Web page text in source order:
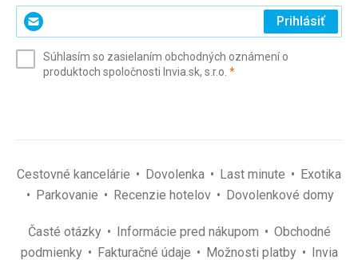
Zadajte
svoj
(povinné)
Prihlásiť
Súhlasím so zasielaním obchodných oznámení o
produktoch spoločnosti Invia.sk, s.r.o. *(povinné)
Cestovné kancelárie Dovolenka Last minute
Exotika
Parkovanie
Recenzie hotelov Dovolenkové domy
Časté otázky Informácie pred nákupom
Obchodné
podmienky
Fakturačné údaje Možnosti platby
Invia